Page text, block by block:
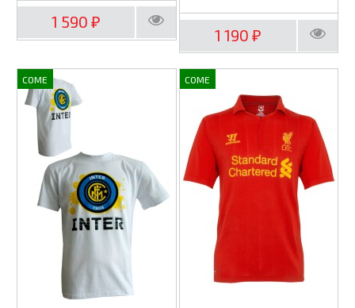
1 590 ₽
1 190 ₽
COME COME